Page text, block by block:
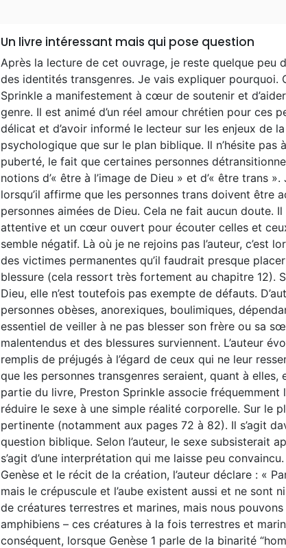
Un livre intéressant mais qui pose question
Après la lecture de cet ouvrage, je reste quelque peu
des identités transgenres. Je vais expliquer
Sprinkle a manifestement à cœur de soutenir et
genre. Il est animé d’un réel amour chrétien pour ces
délicat et d’avoir informé le lecteur sur les enjeux de
psychologique que sur le plan biblique. Il n’hésite
puberté, le fait que certaines personnes
notions d’« être à l’image de Dieu » et d’« être trans
lorsqu’il affirme que les personnes trans doivent être
personnes aimées de Dieu. Cela ne fait aucun doute.
attentive et un cœur ouvert pour écouter celles et
semble négatif. Là où je ne rejoins pas l’auteur, c’est
des victimes permanentes qu’il faudrait presque
blessure (cela ressort très fortement au chapitre 12).
Dieu, elle n’est toutefois pas exempte de défauts.
personnes obèses, anorexiques, boulimiques,
essentiel de veiller à ne pas blesser son frère ou sa
malentendus et des blessures surviennent. L’auteur
remplis de préjugés à l’égard de ceux qui ne leur
que les personnes transgenres seraient, quant à
partie du livre, Preston Sprinkle associe fréquemment
réduire le sexe à une simple réalité corporelle. Sur le
pertinente (notamment aux pages 72 à 82). Il s’agit
question biblique. Selon l’auteur, le sexe subsisterait
s’agit d’une interprétation qui me laisse peu
Genèse et le récit de la création, l’auteur déclare : «
mais le crépuscule et l’aube existent aussi et ne sont
de créatures terrestres et marines, mais nous
amphibiens – ces créatures à la fois terrestres et
conséquent, lorsque Genèse 1 parle de la binarité